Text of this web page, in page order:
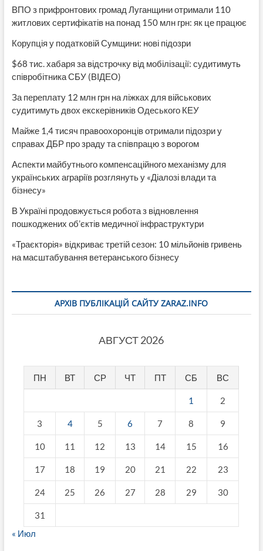
ВПО з прифронтових громад Луганщини отримали 110
житлових сертифікатів на понад 150 млн грн: як це працює
Корупція у податковій Сумщини: нові підозри
$68 тис. хабаря за відстрочку від мобілізації: судитимуть
співробітника СБУ (ВІДЕО)
За переплату 12 млн грн на ліжках для військових
судитимуть двох екскерівників Одеського КЕУ
Майже 1,4 тисяч правоохоронців отримали підозри у
справах ДБР про зраду та співпрацю з ворогом
Аспекти майбутнього компенсаційного механізму для
українських аграріїв розглянуть у «Діалозі влади та
бізнесу»
В Україні продовжується робота з відновлення
пошкоджених об’єктів медичної інфраструктури
«Траєкторія» відкриває третій сезон: 10 мільйонів гривень
на масштабування ветеранського бізнесу
АРХІВ ПУБЛІКАЦІЙ САЙТУ ZARAZ.INFO
АВГУСТ 2026
ПН ВТ СР ЧТ ПТ СБ ВС
1 2
3 4 5 6 7 8 9
10 11 12 13 14 15 16
17 18 19 20 21 22 23
24 25 26 27 28 29 30
31
« Июл